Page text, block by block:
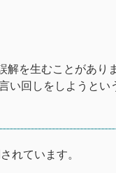
解を生むことがあり
い回しをしようとい
れています。